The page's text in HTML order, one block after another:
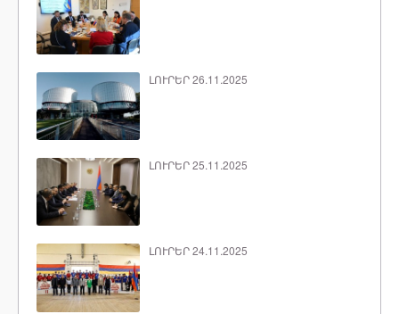
ԼՈՒՐԵՐ 26.11.2025
ԼՈՒՐԵՐ 25.11.2025
ԼՈՒՐԵՐ 24.11.2025